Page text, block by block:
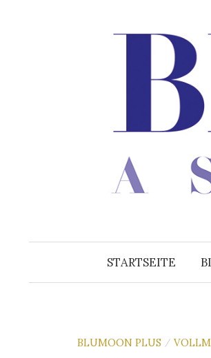
STARTSEITE
BLUMOON PLUS /